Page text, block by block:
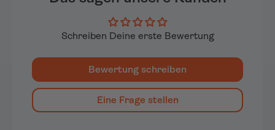
Schreiben Deine erste Bewertung
Bewertung schreiben
Eine Frage stellen